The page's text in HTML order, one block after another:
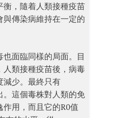
衡，隨着人類接種疫苗
與傳染病維持在一定的
面臨同樣的局面。目
人類接種疫苗後，病毒
減少。最終只有
這個毒株對人類的免
用，而且它的R0值